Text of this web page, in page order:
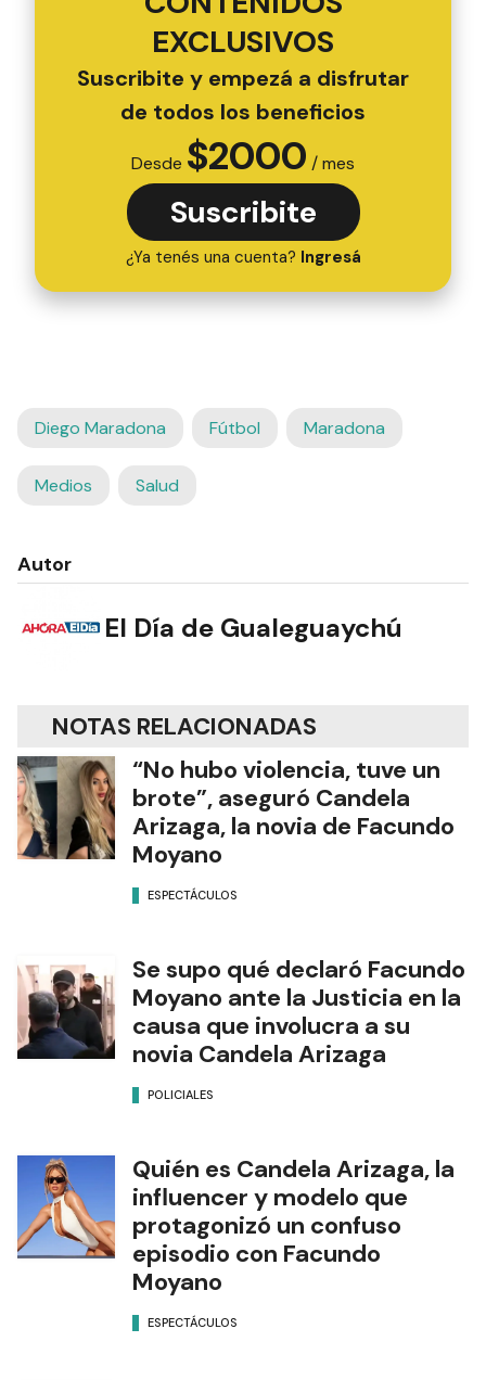
EXCLUSIVOS
Suscribite y empezá a disfrutar
de todos los beneficios
Desde $2000 / mes
Suscribite
¿Ya tenés una cuenta? Ingresá
Diego Maradona Fútbol Maradona
Medios Salud
Autor
El Día de Gualeguaychú
NOTAS RELACIONADAS
“No hubo violencia, tuve un
brote”, aseguró Candela
Arizaga, la novia de Facundo
Moyano
ESPECTÁCULOS
Se supo qué declaró Facundo
Moyano ante la Justicia en la
causa que involucra a su
novia Candela Arizaga
POLICIALES
Quién es Candela Arizaga, la
influencer y modelo que
protagonizó un confuso
episodio con Facundo
Moyano
ESPECTÁCULOS